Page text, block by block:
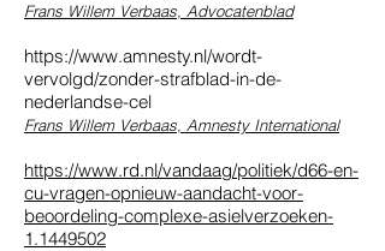
Frans Willem Verbaas, Advocatenblad
https://www.amnesty.nl/wordt-
vervolgd/zonder-strafblad-in-de-
nederlandse-cel
Frans Willem Verbaas, Amnesty International
https://www.rd.nl/vandaag/politiek/d66-en-
cu-vragen-opnieuw-aandacht-voor-
beoordeling-complexe-asielverzoeken-
1.1449502